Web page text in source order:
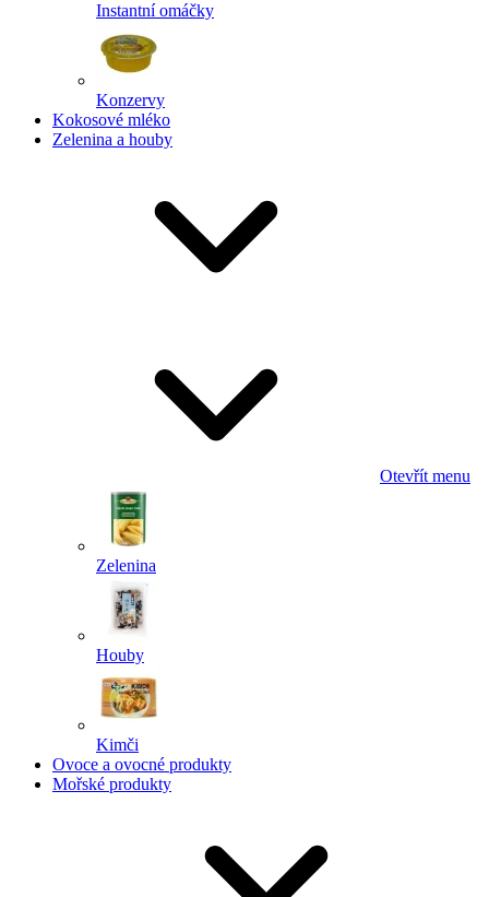
Instantní omáčky
Konzervy
Kokosové mléko
Zelenina a houby
Otevřít menu
Zelenina
Houby
Kimči
Ovoce a ovocné produkty
Mořské produkty